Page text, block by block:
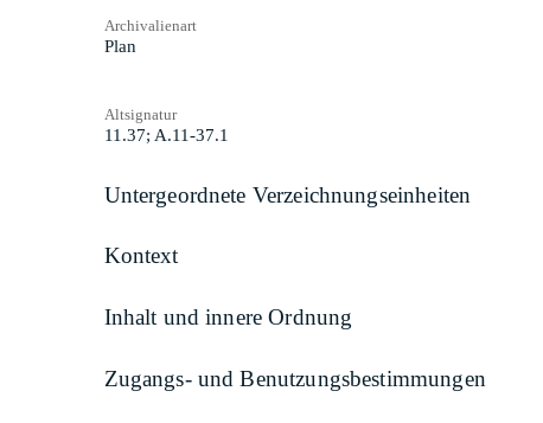
Archivalienart
Plan
Altsignatur
11.37; A.11-37.1
Untergeordnete Verzeichnungseinheiten
Kontext
Inhalt und innere Ordnung
Zugangs- und Benutzungsbestimmungen